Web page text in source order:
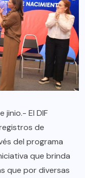
jinio.- El DIF
de
del programa
que brinda
que por diversas